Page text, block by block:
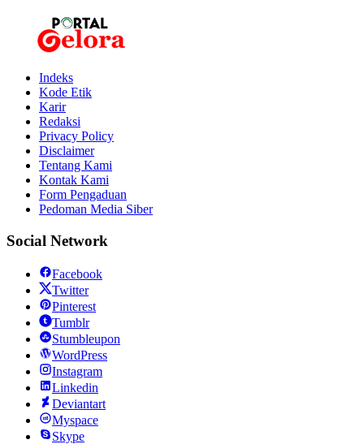
Indeks
Kode Etik
Karir
Redaksi
Privacy Policy
Disclaimer
Tentang Kami
Kontak Kami
Form Pengaduan
Pedoman Media Siber
Social Network
Facebook
Twitter
Pinterest
Tumblr
Stumbleupon
WordPress
Instagram
Linkedin
Deviantart
Myspace
Skype